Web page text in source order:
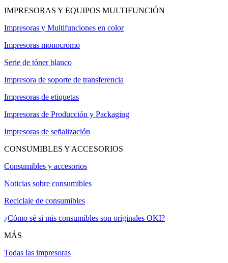
IMPRESORAS Y EQUIPOS MULTIFUNCIÓN
Impresoras y Multifunciones en color
Impresoras monocromo
Serie de tóner blanco
Impresora de soporte de transferencia
Impresoras de etiquetas
Impresoras de Producción y Packaging
Impresoras de señalización
CONSUMIBLES Y ACCESORIOS
Consumibles y accesorios
Noticias sobre consumibles
Reciclaje de consumibles
¿Cómo sé si mis consumibles son originales OKI?
MÁS
Todas las impresoras